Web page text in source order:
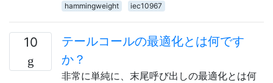
hammingweight
iec10967
10
テールコールの最適化とは何です
か？
非常に単純に、末尾呼び出しの最適化とは何